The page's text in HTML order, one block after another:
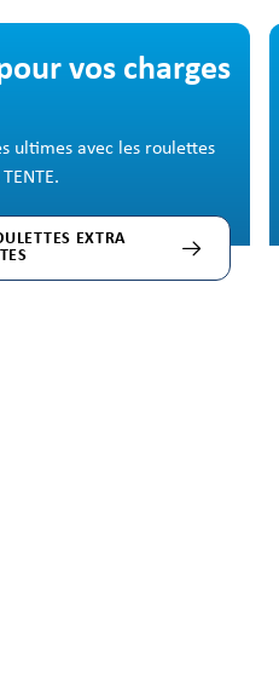
vos charges
ultimes avec les roulettes
EXTRA